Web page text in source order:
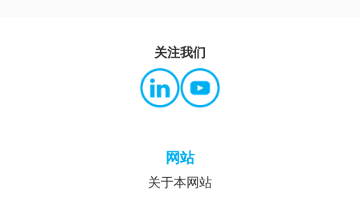
网站
关于本网站
关注我们